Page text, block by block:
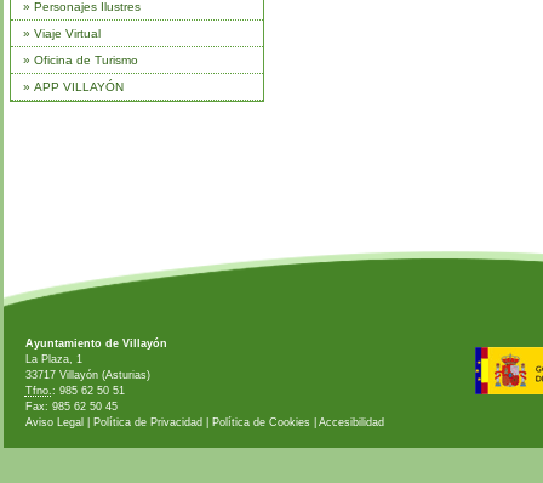
» Personajes Ilustres
» Viaje Virtual
» Oficina de Turismo
» APP VILLAYÓN
Ayuntamiento de Villayón
La Plaza, 1
33717 Villayón (Asturias)
Tfno.: 985 62 50 51
Fax: 985 62 50 45
Aviso Legal
Política de Privacidad Política de Cookies| Accesibilidad